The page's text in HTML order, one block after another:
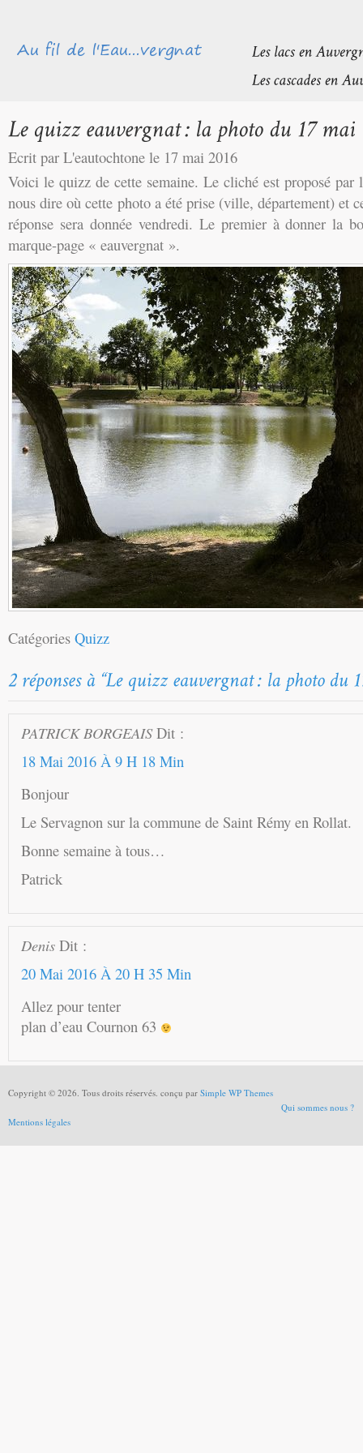
Ecrit par L'eautochtone le 17 mai 2016
Voici le quizz de cette semaine. Le cliché est proposé par
nous dire où cette photo a été prise (ville, département) et
réponse sera donnée vendredi. Le premier à donner la
marque-page « eauvergnat ».
Catégories Quizz
PATRICK BORGEAIS Dit :
18 Mai 2016 À 9 H 18 Min
Bonjour
Le Servagnon sur la commune de Saint Rémy en Rollat.
Bonne semaine à tous…
Patrick
Denis Dit :
20 Mai 2016 À 20 H 35 Min
Allez pour tenter
plan d’eau Cournon 63
Copyright © 2026. Tous droits réservés. conçu par Simple WP Themes
Qui sommes nous ?
Mentions légales